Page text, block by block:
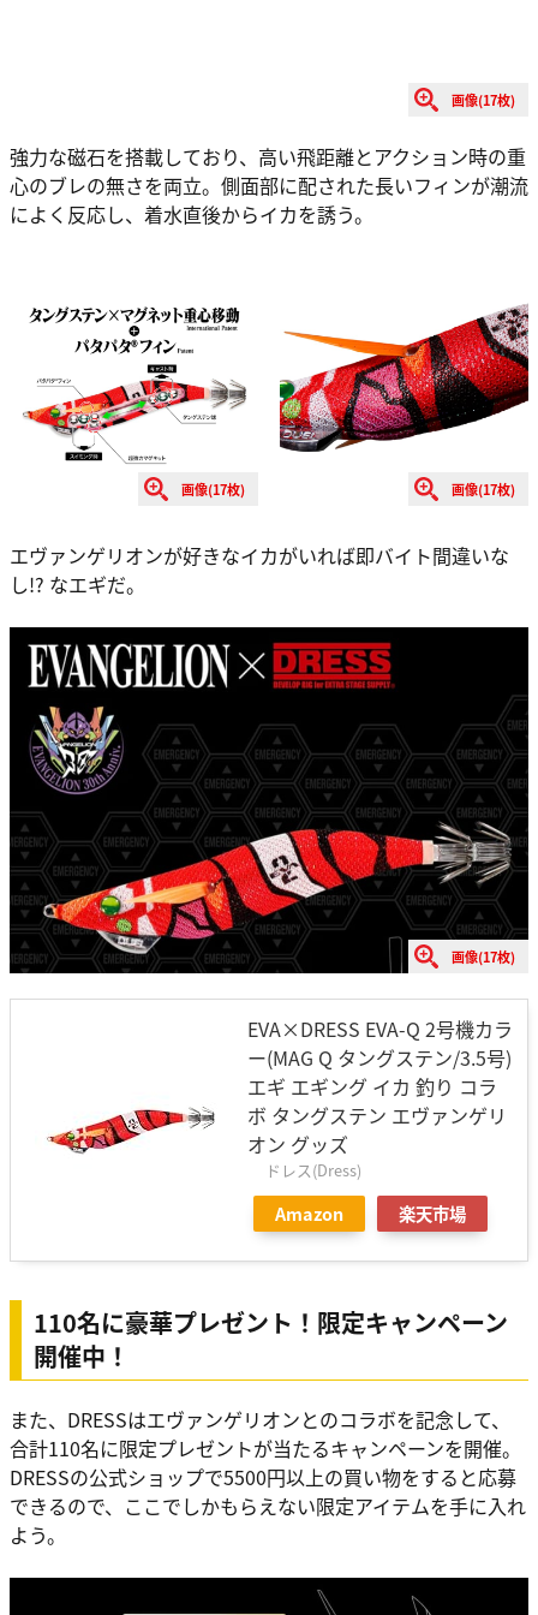
画像(17枚)
強力な磁石を搭載しており、高い飛距離とアクション時の重
心のブレの無さを両立。側面部に配された長いフィンが潮流
によく反応し、着水直後からイカを誘う。
画像(17枚) 画像(17枚)
エヴァンゲリオンが好きなイカがいれば即バイト間違いな
し!? なエギだ。
画像(17枚)
EVA×DRESS EVA-Q 2号機カラ
ー(MAG Q タングステン/3.5号)
エギ エギング イカ 釣り コラ
ボ タングステン エヴァンゲリ
オン グッズ
ドレス(Dress)
Amazon 楽天市場
110名に豪華プレゼント！限定キャンペーン
開催中！
また、DRESSはエヴァンゲリオンとのコラボを記念して、
合計110名に限定プレゼントが当たるキャンペーンを開催。
DRESSの公式ショップで5500円以上の買い物をすると応募
できるので、ここでしかもらえない限定アイテムを手に入れ
よう。